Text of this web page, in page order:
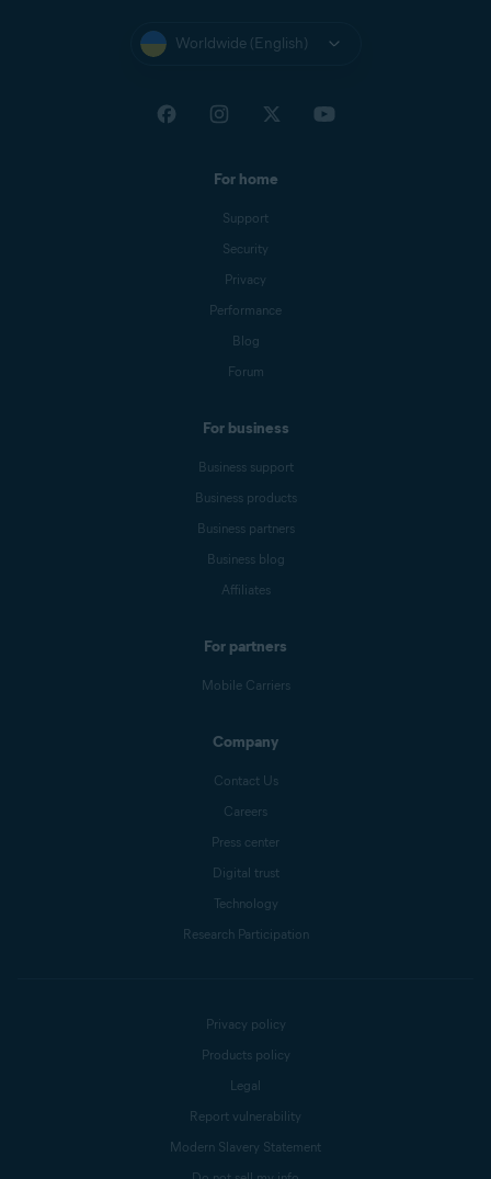
Worldwide (English)
For home
Support
Security
Privacy
Performance
Blog
Forum
For business
Business support
Business products
Business partners
Business blog
Affiliates
For partners
Mobile Carriers
Company
Contact Us
Careers
Press center
Digital trust
Technology
Research Participation
Privacy policy
Products policy
Legal
Report vulnerability
Modern Slavery Statement